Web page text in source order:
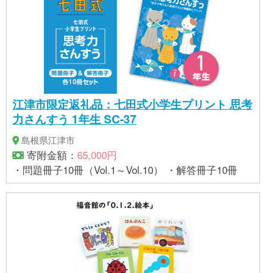
江津市限定返礼品：七田式小学生プリント 思考
力さんすう 1年生 SC-37
島根県江津市
寄附金額： 65,000円
・問題冊子10冊（Vol.1～Vol.10） ・解答冊子10冊